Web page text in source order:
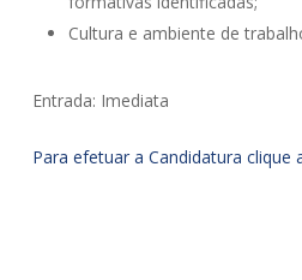
Cultura e ambiente de
Entrada: Imediata
Para efetuar a Candidatura clique